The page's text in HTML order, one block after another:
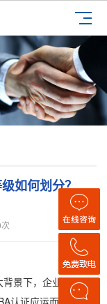
如何划分？
次
景下，企业社会责
认证应运而生。